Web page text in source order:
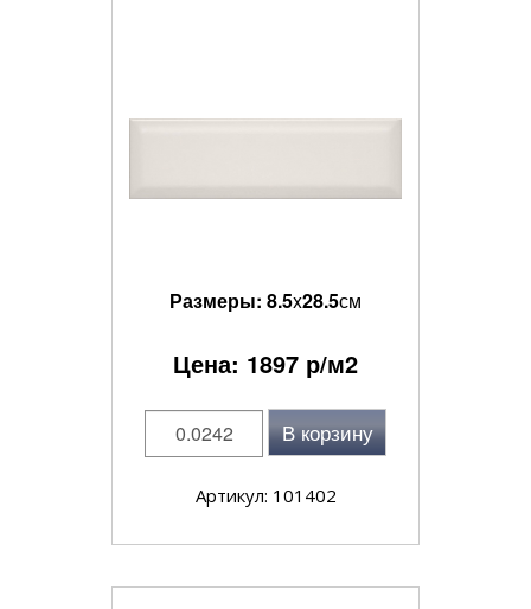
Размеры: 8.5x28.5см
Цена: 1897 р/м2
В корзину
Артикул: 101402